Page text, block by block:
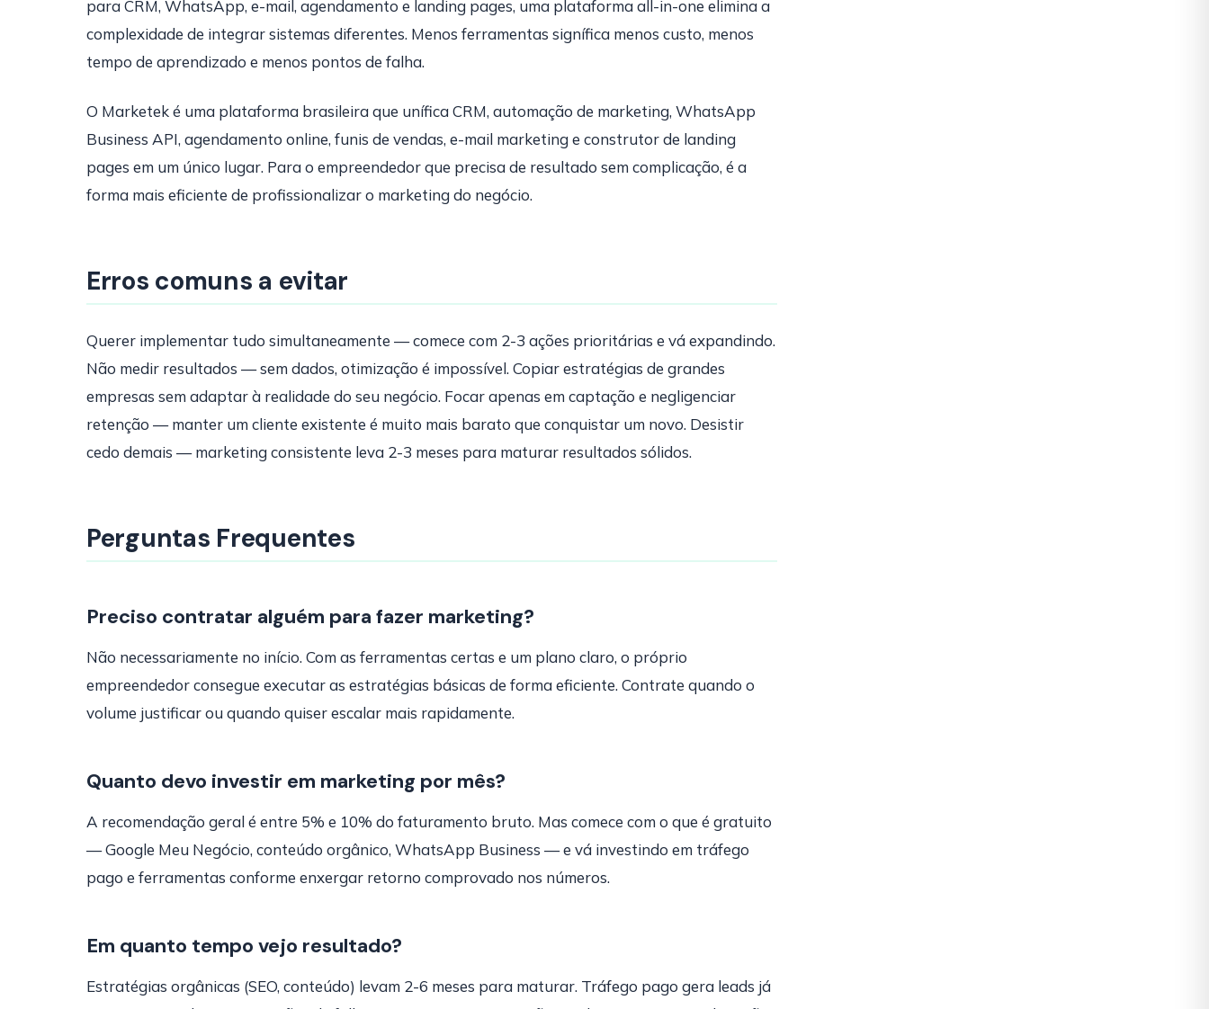
para CRM, WhatsApp, e-mail, agendamento e landing pages, uma plataforma all-in-one elimina a
complexidade de integrar sistemas diferentes. Menos ferramentas signífica menos custo, menos
tempo de aprendizado e menos pontos de falha.
O Marketek é uma plataforma brasileira que unífica CRM, automação de marketing, WhatsApp
Business API, agendamento online, funis de vendas, e-mail marketing e construtor de landing
pages em um único lugar. Para o empreendedor que precisa de resultado sem complicação, é a
forma mais eficiente de profissionalizar o marketing do negócio.
Erros comuns a evitar
Querer implementar tudo simultaneamente — comece com 2-3 ações prioritárias e vá expandindo.
Não medir resultados — sem dados, otimização é impossível. Copiar estratégias de grandes
empresas sem adaptar à realidade do seu negócio. Focar apenas em captação e negligenciar
retenção — manter um cliente existente é muito mais barato que conquistar um novo. Desistir
cedo demais — marketing consistente leva 2-3 meses para maturar resultados sólidos.
Perguntas Frequentes
Preciso contratar alguém para fazer marketing?
Não necessariamente no início. Com as ferramentas certas e um plano claro, o próprio
empreendedor consegue executar as estratégias básicas de forma eficiente. Contrate quando o
volume justificar ou quando quiser escalar mais rapidamente.
Quanto devo investir em marketing por mês?
A recomendação geral é entre 5% e 10% do faturamento bruto. Mas comece com o que é gratuito
— Google Meu Negócio, conteúdo orgânico, WhatsApp Business — e vá investindo em tráfego
pago e ferramentas conforme enxergar retorno comprovado nos números.
Em quanto tempo vejo resultado?
Estratégias orgânicas (SEO, conteúdo) levam 2-6 meses para maturar. Tráfego pago gera leads já